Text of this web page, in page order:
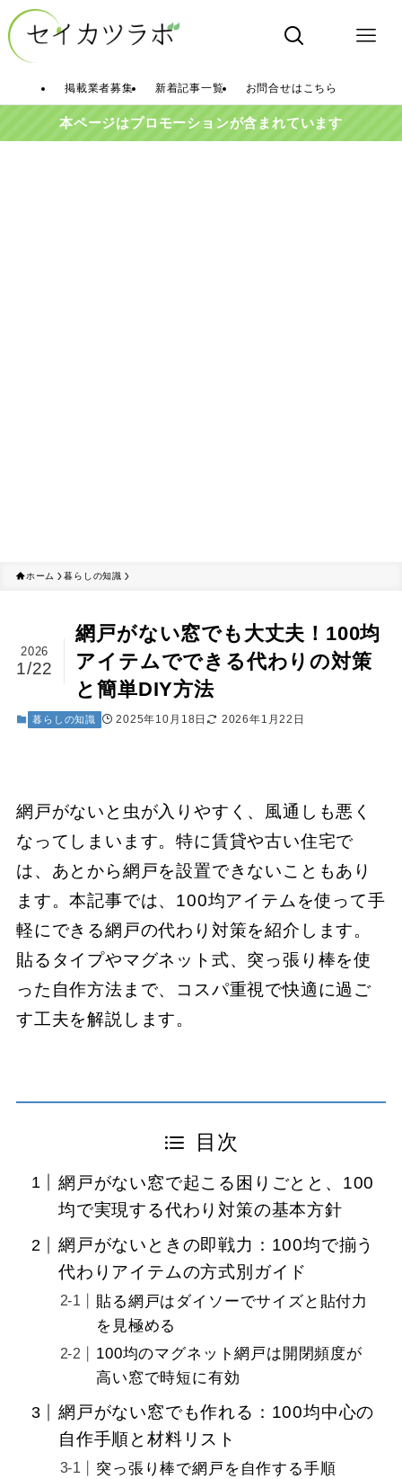
掲載業者募集 新着記事一覧 お問合せはこちら
本ページはプロモーションが含まれています
ホーム 暮らしの知識
網戸がない窓でも大丈夫！100均
アイテムでできる代わりの対策
と簡単DIY方法
2026
1/22
暮らしの知識 2025年10月18日 2026年1月22日
網戸がないと虫が入りやすく、風通しも悪く
なってしまいます。特に賃貸や古い住宅で
は、あとから網戸を設置できないこともあり
ます。本記事では、100均アイテムを使って手
軽にできる網戸の代わり対策を紹介します。
貼るタイプやマグネット式、突っ張り棒を使
った自作方法まで、コスパ重視で快適に過ご
す工夫を解説します。
目次
網戸がない窓で起こる困りごとと、100
均で実現する代わり対策の基本方針
網戸がないときの即戦力：100均で揃う
代わりアイテムの方式別ガイド
貼る網戸はダイソーでサイズと貼付力
を見極める
100均のマグネット網戸は開閉頻度が
高い窓で時短に有効
網戸がない窓でも作れる：100均中心の
自作手順と材料リスト
突っ張り棒で網戸を自作する手順